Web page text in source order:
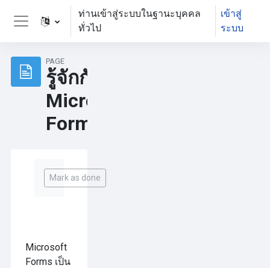
ข้ามไปที่เนื้อหาหลัก
Side panel
ท่านเข้าสู่ระบบในฐานะบุคคล
ทั่วไป
เข้าสู่
ระบบ
PAGE
รู้จักกับ
Microsoft
Form
Mark as done
Microsoft
Forms เป็น